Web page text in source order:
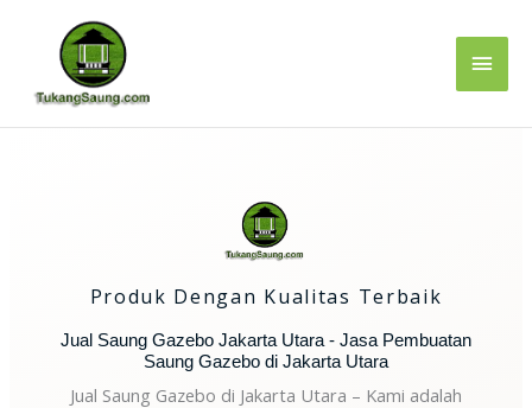
Produk Dengan Kualitas Terbaik
Jual Saung Gazebo Jakarta Utara - Jasa Pembuatan
Saung Gazebo di Jakarta Utara
Jual Saung Gazebo di Jakarta Utara – Kami adalah